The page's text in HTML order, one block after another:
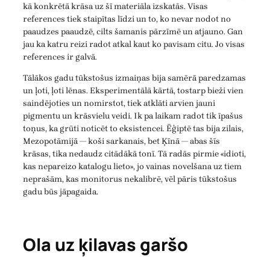
kā konkrētā krāsa uz šī materiāla izskatās. Visas
references tiek staipītas līdzi un to, ko nevar nodot no
paaudzes paaudzē, cilts šamanis pārzīmē un atjauno. Gan
jau ka katru reizi radot atkal kaut ko pavisam citu. Jo visas
references ir galvā.
Tālākos gadu tūkstošus izmaiņas bija samērā paredzamas
un ļoti, ļoti lēnas. Eksperimentālā kārtā, tostarp bieži vien
saindējoties un nomirstot, tiek atklāti arvien jauni
pigmentu un krāsvielu veidi. Ik pa laikam radot tik īpašus
toņus, ka grūti noticēt to eksistencei. Ēģiptē tas bija zilais,
Mezopotāmijā — koši sarkanais, bet Ķīnā — abas šīs
krāsas, tika nedaudz citādākā tonī. Tā radās pirmie «idioti,
kas nepareizo katalogu lieto», jo vainas novelšana uz tiem
neprašām, kas monitorus nekalibrē, vēl pāris tūkstošus
gadu būs jāpagaida.
Ola uz ķilavas garšo